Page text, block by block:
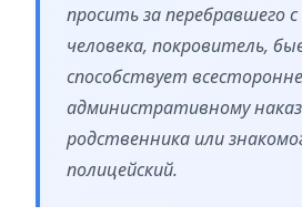
просить за перебравшего
человека, покровитель,
способствует
административному
родственника или
полицейский.